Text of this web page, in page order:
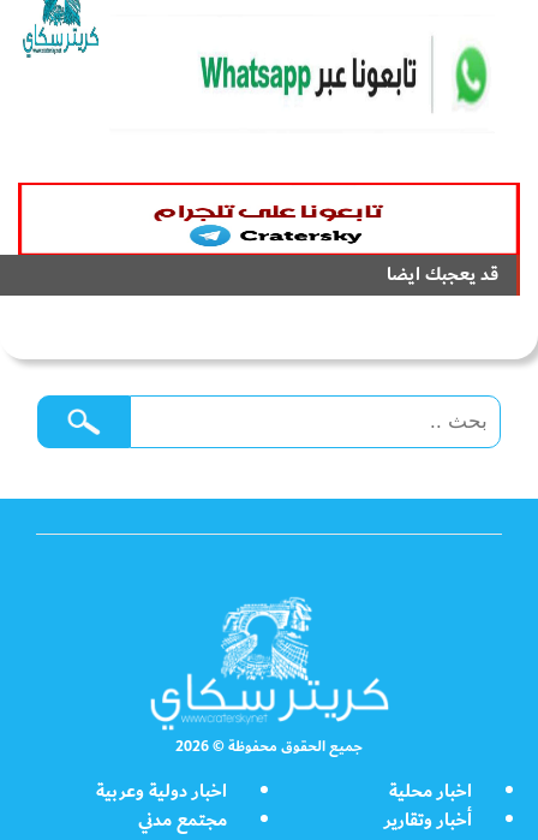
قد يعجبك ايضا
جميع الحقوق محفوظة © 2026
اخبار محلية
اخبار دولية وعربية
أخبار وتقارير
مجتمع مدني